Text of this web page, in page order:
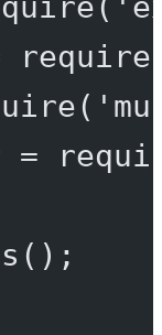
require
(
=
();